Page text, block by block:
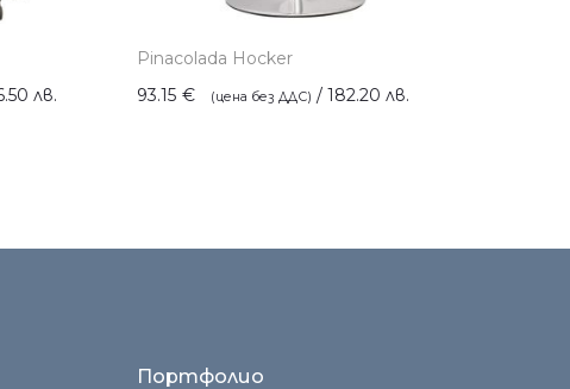
лв.
Pinacolada Hocker
93.15 € / 182.20 лв.
Портфолио